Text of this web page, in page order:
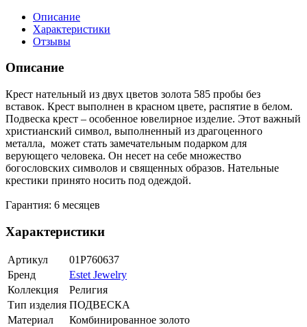
Описание
Характеристики
Отзывы
Описание
Крест нательный из двух цветов золота 585 пробы без
вставок. Крест выполнен в красном цвете, распятие в белом.
Подвеска крест – особенное ювелирное изделие. Этот важный
христианский символ, выполненный из драгоценного
металла, может стать замечательным подарком для
верующего человека. Он несет на себе множество
богословских символов и священных образов. Нательные
крестики принято носить под одеждой.
Гарантия: 6 месяцев
Характеристики
Артикул
01Р760637
Бренд
Estet Jewelry
Коллекция
Религия
Тип изделия ПОДВЕСКА
Материал
Комбинированное золото